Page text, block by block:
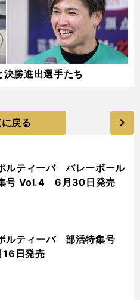
勝進出選手たち
戻る
ルティーバ バレーボール
号 Vol.4 6月30日発売
ルティーバ 部活特集号
16日発売